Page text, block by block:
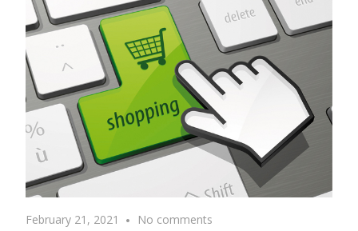
February 21, 2021 No comments